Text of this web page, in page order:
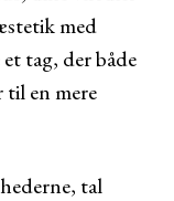
med
tag, der både
en mere
tal